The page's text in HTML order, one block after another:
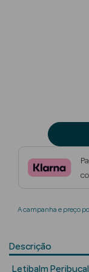
Beauty
Maquilhagem
Beauty
A campanha e preço
Descrição
Letibalm